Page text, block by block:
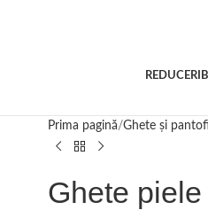
REDUCERI
Prima pagină Ghete și pantofi
Ghete